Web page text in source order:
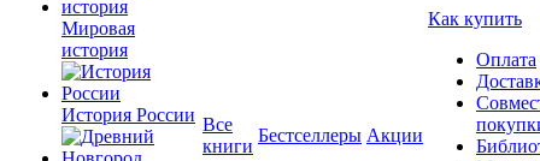
Мировая
история
История России Все
книги
Бестселлеры Акции
Как купить
Оплата